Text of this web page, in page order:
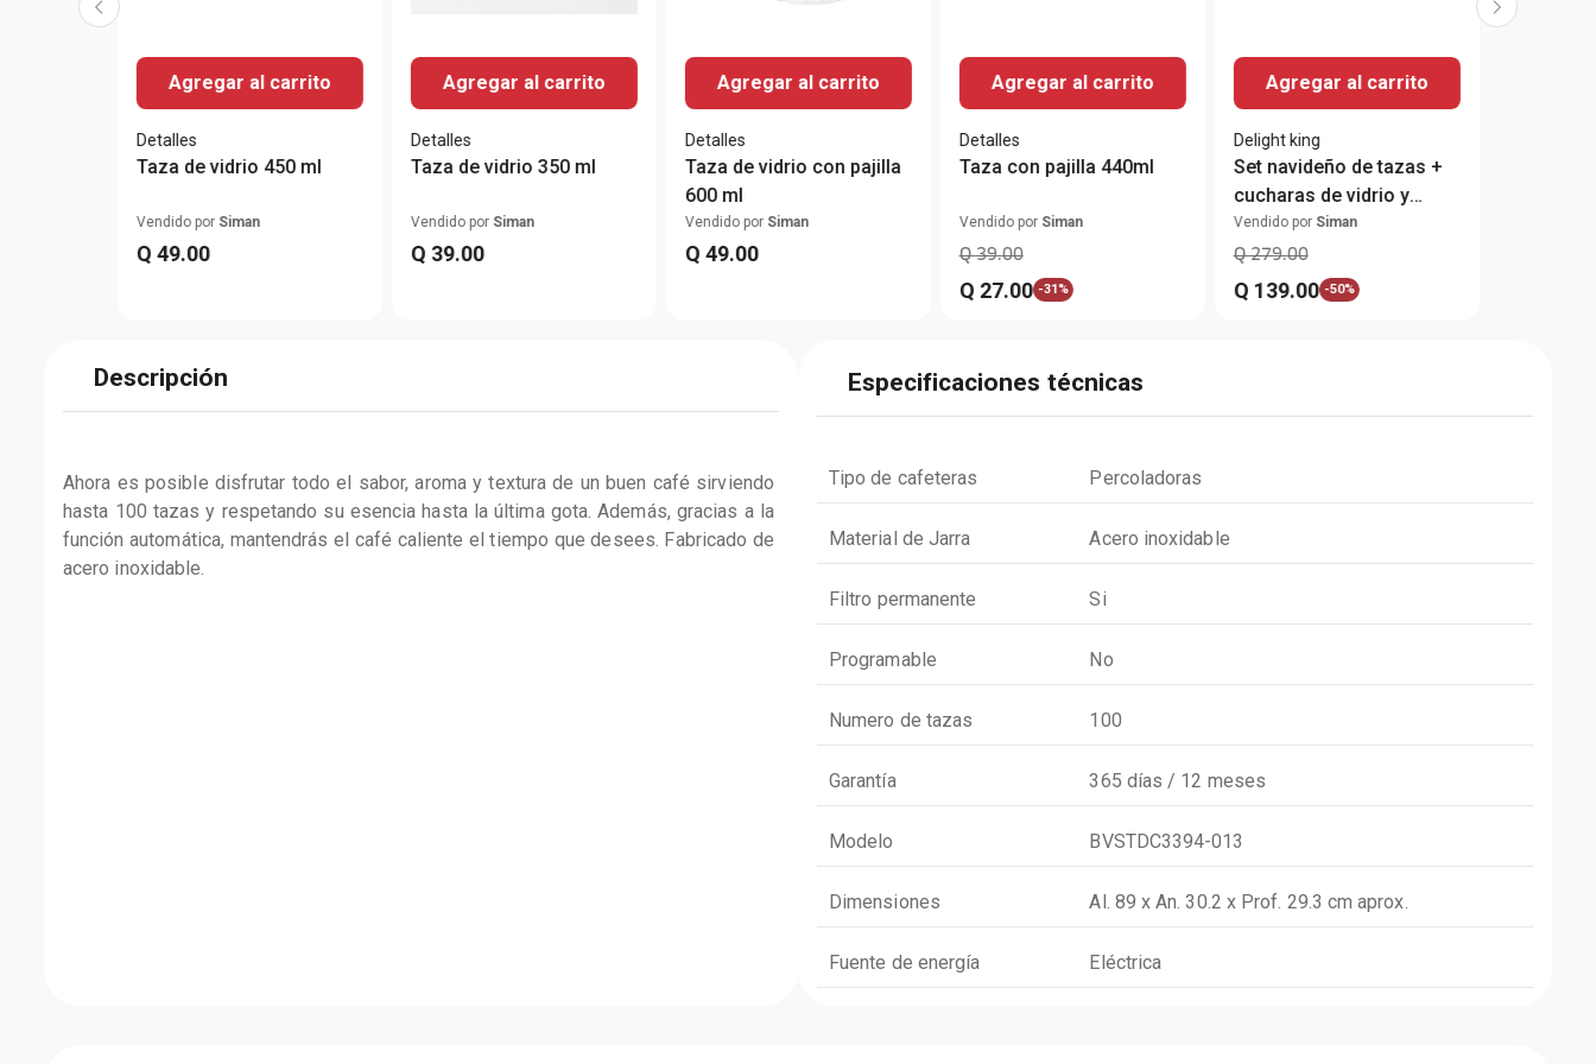
Agregar al carrito
Detalles
Taza de vidrio 450 ml
Vendido por Siman
Q 49.00
Agregar al carrito
Detalles
Taza de vidrio 350 ml
Vendido por Siman
Q 39.00
Agregar al carrito
Detalles
Taza de vidrio con pajilla
600 ml
Vendido por Siman
Q 49.00
Agregar al carrito
Detalles
Taza con pajilla 440ml
Vendido por Siman
Q 39.00
Q 27.00 -31%
Agregar al carrito
Delight king
Set navideño de tazas +
cucharas de vidrio y
removedores
Vendido por Siman
Q 279.00
Q 139.00 -50%
Descripción
Ahora es posible disfrutar todo el sabor, aroma y textura de un buen café sirviendo
hasta 100 tazas y respetando su esencia hasta la última gota. Además, gracias a la
función automática, mantendrás el café caliente el tiempo que desees. Fabricado de
acero inoxidable.
Especificaciones técnicas
Tipo de cafeteras Percoladoras
Material de Jarra Acero inoxidable
Filtro permanente Si
Programable No
Numero de tazas 100
Garantía 365 días / 12 meses
Modelo BVSTDC3394-013
Dimensiones Al. 89 x An. 30.2 x Prof. 29.3 cm aprox.
Fuente de energía Eléctrica